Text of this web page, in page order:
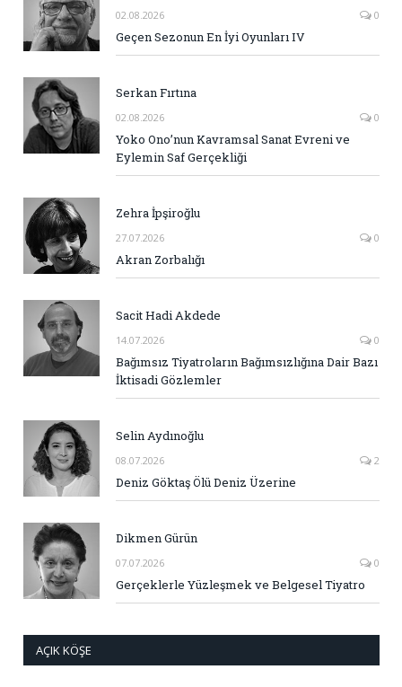
02.08.2026 0
Geçen Sezonun En İyi Oyunları IV
Serkan Fırtına
02.08.2026 0
Yoko Ono’nun Kavramsal Sanat Evreni ve
Eylemin Saf Gerçekliği
Zehra İpşiroğlu
27.07.2026 0
Akran Zorbalığı
Sacit Hadi Akdede
14.07.2026 0
Bağımsız Tiyatroların Bağımsızlığına Dair Bazı
İktisadi Gözlemler
Selin Aydınoğlu
08.07.2026 2
Deniz Göktaş Ölü Deniz Üzerine
Dikmen Gürün
07.07.2026 0
Gerçeklerle Yüzleşmek ve Belgesel Tiyatro
AÇIK KÖŞE